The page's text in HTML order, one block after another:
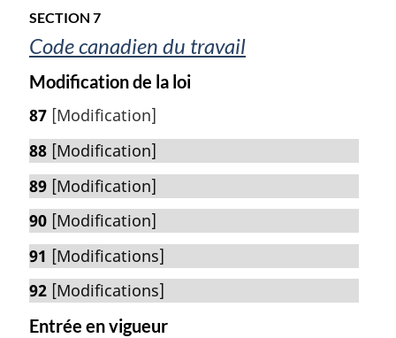
i
n
a
l
:
e
b
a
s
d
e
p
a
g
e
o
r
l
a
r
é
f
é
e
n
c
e
d
e
SECTION 7
Code canadien du travail
Modification de la loi
87 [Modification]
88 [Modification]
89 [Modification]
90 [Modification]
91 [Modifications]
92 [Modifications]
Entrée en vigueur